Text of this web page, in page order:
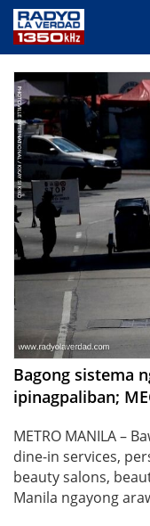
PUBLIC SERVICE
ANNOUNCEMENTS
PROGRAMS
ABOUT
CONTACT US
Bagong sistema
ipinagpaliban;
METRO MANILA –
dine-in services,
beauty salons,
Manila ngayong